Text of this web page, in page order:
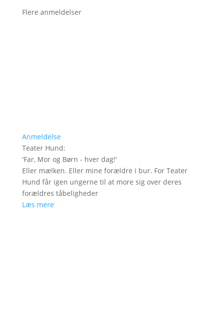
Flere anmeldelser
Anmeldelse
Teater Hund:
'Far, Mor og Børn - hver dag!'
Eller mælken. Eller mine forældre i bur. For Teater
Hund får igen ungerne til at more sig over deres
forældres tåbeligheder
Læs mere